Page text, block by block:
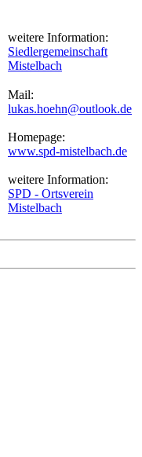
weitere Information:
Siedlergemeinschaft
Mistelbach
Mail:
lukas.hoehn@outlook.de
Homepage:
www.spd-mistelbach.de
weitere Information:
SPD - Ortsverein
Mistelbach